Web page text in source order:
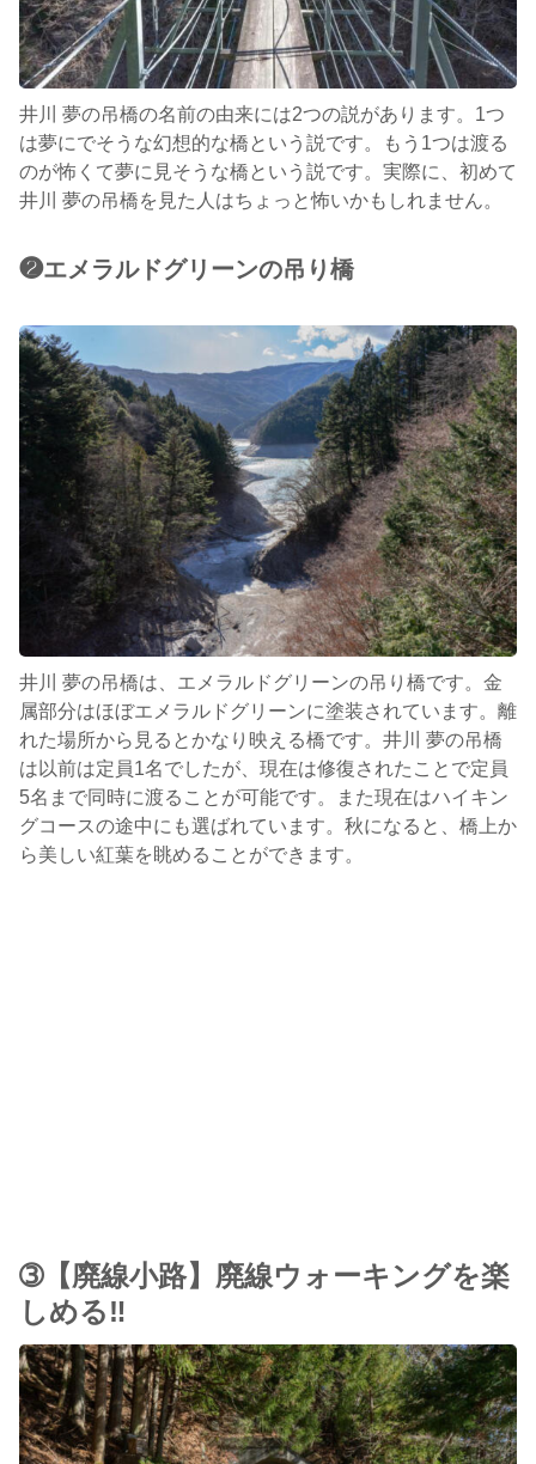
井川 夢の吊橋の名前の由来には2つの説があります。1つ
は夢にでそうな幻想的な橋という説です。もう1つは渡る
のが怖くて夢に見そうな橋という説です。実際に、初めて
井川 夢の吊橋を見た人はちょっと怖いかもしれません。
❷エメラルドグリーンの吊り橋
井川 夢の吊橋は、エメラルドグリーンの吊り橋です。金
属部分はほぼエメラルドグリーンに塗装されています。離
れた場所から見るとかなり映える橋です。井川 夢の吊橋
は以前は定員1名でしたが、現在は修復されたことで定員
5名まで同時に渡ることが可能です。また現在はハイキン
グコースの途中にも選ばれています。秋になると、橋上か
ら美しい紅葉を眺めることができます。
➂【廃線小路】廃線ウォーキングを楽
しめる‼︎